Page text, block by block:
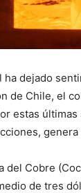
ha dejado
de Chile, el
estas últimas
del Cobre
de tres